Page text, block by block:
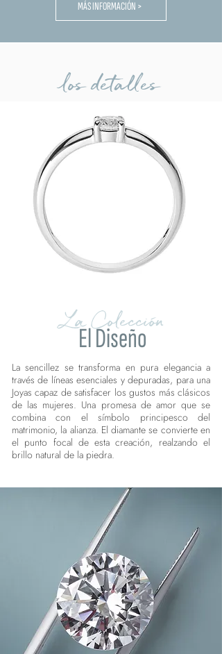
MÁS INFORMACIÓN >
los detalles
La Colección
El Diseño
La sencillez se transforma en pura elegancia a
través de líneas esenciales y depuradas, para una
Joyas capaz de satisfacer los gustos más clásicos
de las mujeres. Una promesa de amor que se
combina con el símbolo principesco del
matrimonio, la alianza. El diamante se convierte en
el punto focal de esta creación, realzando el
brillo natural de la piedra.